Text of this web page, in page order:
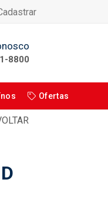
8800
Ofertas